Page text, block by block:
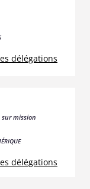
délégations
mission
délégations